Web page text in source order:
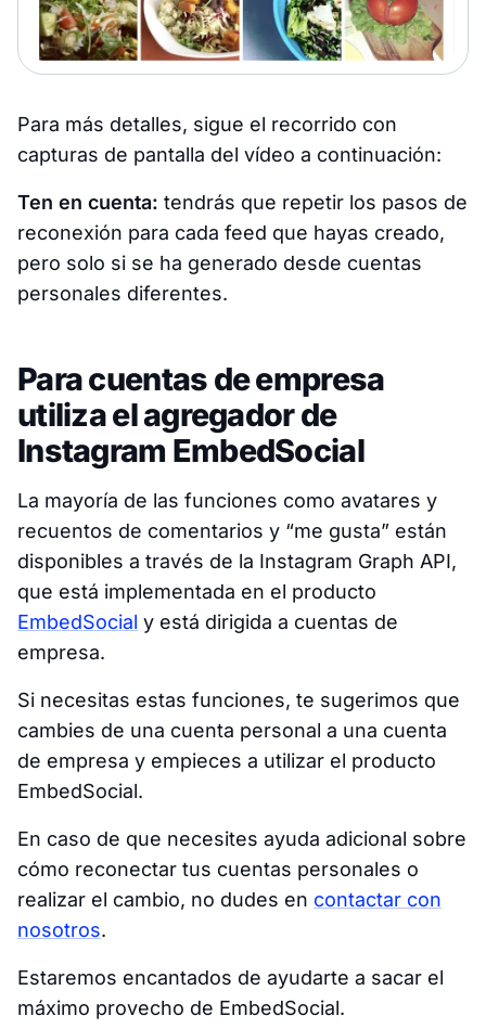
Para más detalles, sigue el recorrido con
capturas de pantalla del vídeo a continuación:
Ten en cuenta: tendrás que repetir los pasos de
reconexión para cada feed que hayas creado,
pero solo si se ha generado desde cuentas
personales diferentes.
Para cuentas de empresa
utiliza el agregador de
Instagram EmbedSocial
La mayoría de las funciones como avatares y
recuentos de comentarios y “me gusta” están
disponibles a través de la Instagram Graph API,
que está implementada en el producto
EmbedSocial y está dirigida a cuentas de
empresa.
Si necesitas estas funciones, te sugerimos que
cambies de una cuenta personal a una cuenta
de empresa y empieces a utilizar el producto
EmbedSocial.
En caso de que necesites ayuda adicional sobre
cómo reconectar tus cuentas personales o
realizar el cambio, no dudes en contactar con
nosotros.
Estaremos encantados de ayudarte a sacar el
máximo provecho de EmbedSocial.